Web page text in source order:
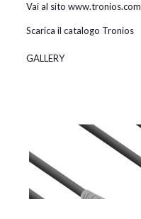
Vai al sito www.tronios.com
Scarica il catalogo Tronios
GALLERY